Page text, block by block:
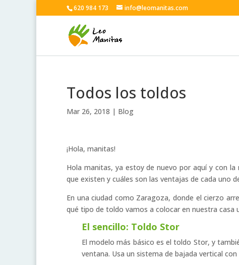
620 984 173 info@leomanitas.com
Todos los toldos
Mar 26, 2018 | Blog
¡Hola, manitas!
Hola manitas, ya estoy de nuevo por aquí y con
que existen y cuáles son las ventajas de cada uno
En una ciudad como Zaragoza, donde el cierzo
qué tipo de toldo vamos a colocar en nuestra
El sencillo: Toldo Stor
El modelo más básico es el toldo Stor, y
ventana. Usa un sistema de bajada vertical con